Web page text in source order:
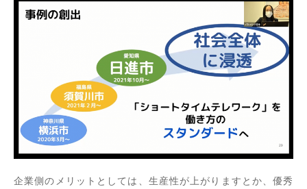
企業側のメリットとしては、生産性が上がりますとか、優秀